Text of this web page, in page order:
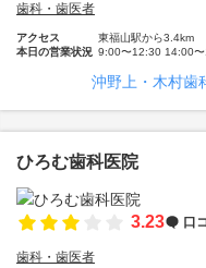
歯科・歯医者
アクセス
東福山駅から3.4km
本日の営業状況 9:00〜12:30 14:00
沖野上・木村歯
ひろむ歯科医院
3.23 口
歯科・歯医者